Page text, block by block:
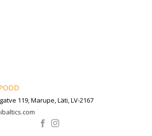
119, Marupe, Läti, LV-2167